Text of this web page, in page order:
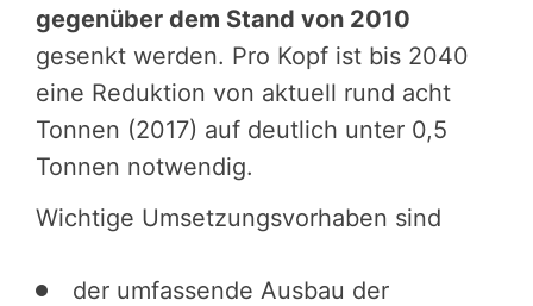
gegenüber dem Stand von 2010
gesenkt werden. Pro Kopf ist bis 2040
eine Reduktion von aktuell rund acht
Tonnen (2017) auf deutlich unter 0,5
Tonnen notwendig.
Wichtige Umsetzungsvorhaben sind
der umfassende Ausbau der